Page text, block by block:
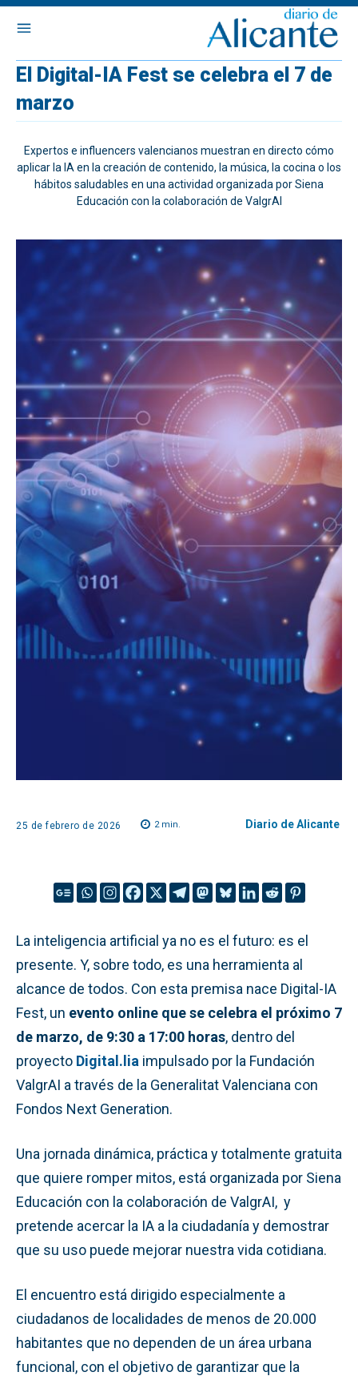
El Digital-IA Fest se celebra el 7 de
marzo
Expertos e influencers valencianos muestran en directo cómo
aplicar la IA en la creación de contenido, la música, la cocina o los
hábitos saludables en una actividad organizada por Siena
Educación con la colaboración de ValgrAI
25 de febrero de 2026 2min. Diario de Alicante
La inteligencia artificial ya no es el futuro: es el
presente. Y, sobre todo, es una herramienta al
alcance de todos. Con esta premisa nace Digital-IA
Fest, un evento online que se celebra el próximo 7
de marzo, de 9:30 a 17:00 horas, dentro del
proyecto Digital.lia impulsado por la Fundación
ValgrAI a través de la Generalitat Valenciana con
Fondos Next Generation.
Una jornada dinámica, práctica y totalmente gratuita
que quiere romper mitos, está organizada por Siena
Educación con la colaboración de ValgrAI, y
pretende acercar la IA a la ciudadanía y demostrar
que su uso puede mejorar nuestra vida cotidiana.
El encuentro está dirigido especialmente a
ciudadanos de localidades de menos de 20.000
habitantes que no dependen de un área urbana
funcional, con el objetivo de garantizar que la